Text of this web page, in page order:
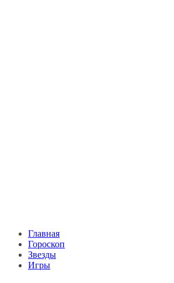
Главная
Гороскоп
Звезды
Игры